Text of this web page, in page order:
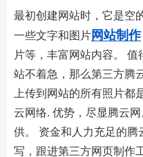
最初创建网站时，它是空
一些文字和图片网站制作
片等，丰富网站内容。
站不着急，那么第三方腾
上传到网站的所有照片都
云网络. 优势，尽显腾云
供。 资金和人力充足的腾
写，跟进第三方网页制作